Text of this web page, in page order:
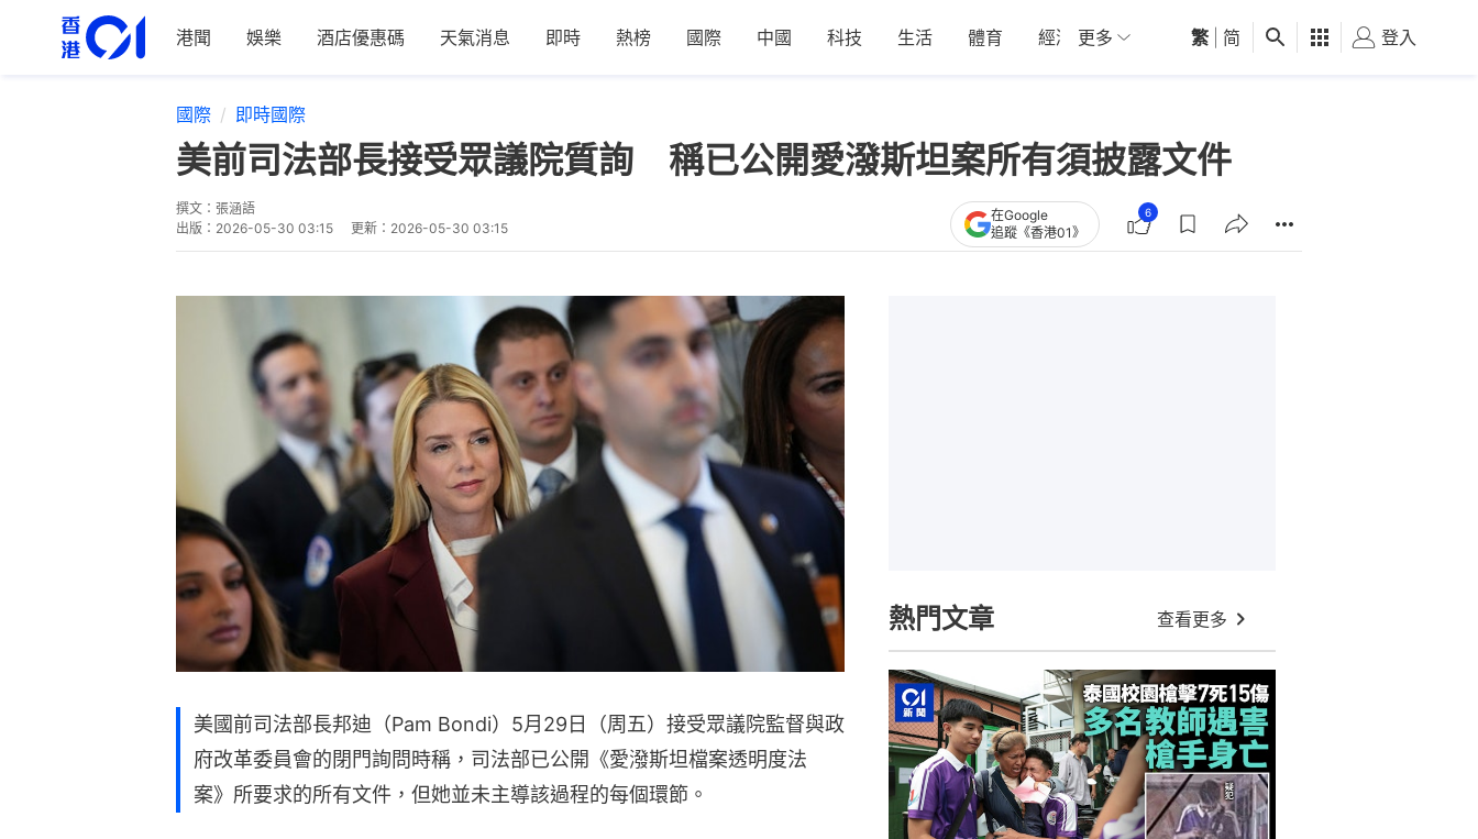
港聞 娛樂 酒店優惠碼 天氣消息 即時 熱榜 國際 中國 科技 生活 體育 經濟 01深圳 觀點 健康 好食玩飛
更多 繁 简 登入
國際 即時國際
美前司法部長接受眾議院質詢 稱已公開愛潑斯坦案所有須披露文件
撰文： 張涵語
出版： 2026-05-30 03:15 更新： 2026-05-30 03:15
在Google
追蹤《香港01》
6
美國前司法部長邦迪（Pam Bondi）5月29日（周五）接受眾議院監督與政
府改革委員會的閉門詢問時稱，司法部已公開《愛潑斯坦檔案透明度法
案》所要求的所有文件，但她並未主導該過程的每個環節。
熱門文章 查看更多